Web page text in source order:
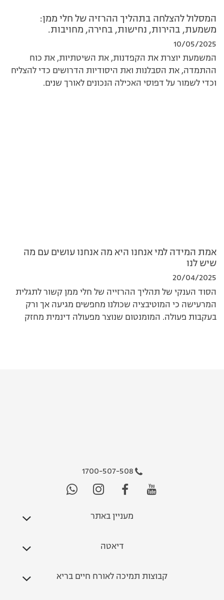
המסלול להצלחה בתהליך ההרזיה של חלי ממן:
משמעת, בהירות, נחישות, בחירה, מחויבות.
10/05/2025
המשמעת יוצרת את הקפדנות, את השיטתיות, את כוח
ההתמדה, את הסבלנות ואת היסודיות הדרושים כדי להצליח
וכדי לשמור על דפוסי האכילה הנכונים לאורך שנים. 
אמת המידה למי אנחנו היא מה אנחנו עושים עם מה
שיש לנו
20/04/2025
הסוד הענקי של תהליך ההרזייה של חלי ממן קשור לתגלית
המרעישה כי המוטיבציה שכולנו מחפשים מגיעה אך ורק
בעקבות פעולה. המומנטום שנוצר מפעולה דינמית מחזק
1700-507-508
מעניין באתר
דיאטה
קבוצות תמיכה לאורח חיים בריא